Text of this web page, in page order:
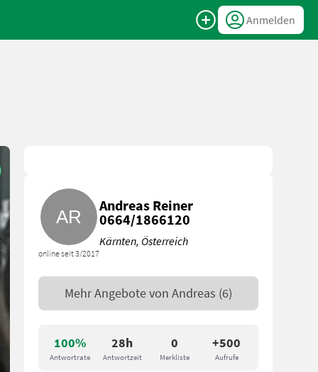
Anmelden
100%
Antwortrate
28h
Antwortzeit
0
Merkliste
+500
Aufrufe
online seit 3/2017
Andreas Reiner
0664/1866120
Kärnten, Österreich
Mehr Angebote von Andreas (6)